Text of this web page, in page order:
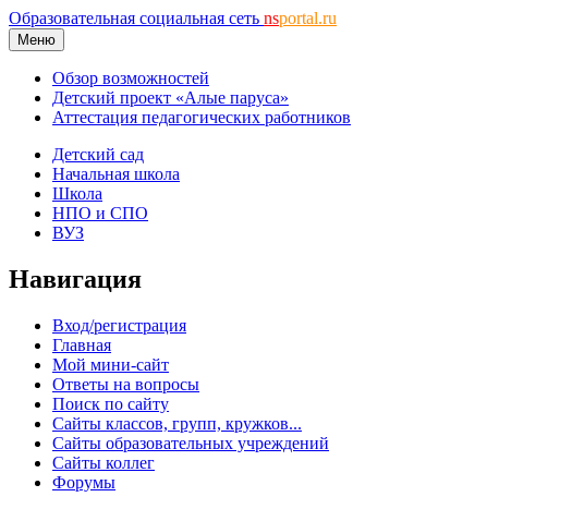
Образовательная социальная сеть nsportal.ru
Меню
Обзор возможностей
Детский проект «Алые паруса»
Аттестация педагогических работников
Детский сад
Начальная школа
Школа
НПО и СПО
ВУЗ
Навигация
Вход/регистрация
Главная
Мой мини-сайт
Ответы на вопросы
Поиск по сайту
Сайты классов, групп, кружков...
Сайты образовательных учреждений
Сайты коллег
Форумы